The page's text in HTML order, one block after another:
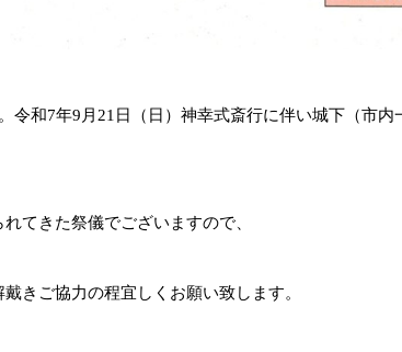
和7年9月21日（日）神幸式斎行に伴い城下（市
てきた祭儀でございますので、
きご協力の程宜しくお願い致します。